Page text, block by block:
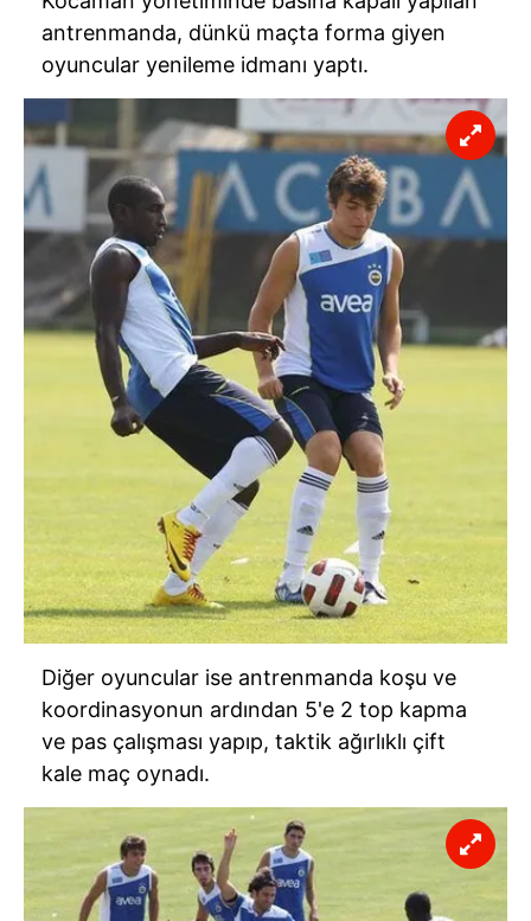
antrenmanda, dünkü maçta forma giyen
oyuncular yenileme idmanı yaptı.
Diğer oyuncular ise antrenmanda koşu ve
koordinasyonun ardından 5'e 2 top kapma
ve pas çalışması yapıp, taktik ağırlıklı çift
kale maç oynadı.